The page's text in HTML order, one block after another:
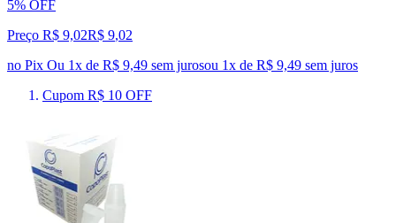
5% OFF
Preço R$ 9,02R$ 9,02
no Pix Ou 1x de R$ 9,49 sem jurosou 1x de R$ 9,49 sem juros
Cupom R$ 10 OFF